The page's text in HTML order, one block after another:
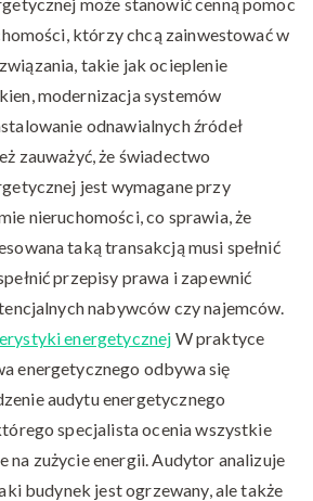
którzy chcą zainwestować w
takie jak ocieplenie
modernizacja systemów
odnawialnych źródeł
zauważyć, że świadectwo
jest wymagane przy
nieruchomości, co sprawia, że
taką transakcją musi spełnić
przepisy prawa i zapewnić
nabywców czy najemców.
energetycznej W praktyce
energetycznego odbywa się
audytu energetycznego
specjalista ocenia wszystkie
na zużycie energii. Audytor analizuje
budynek jest ogrzewany, ale także